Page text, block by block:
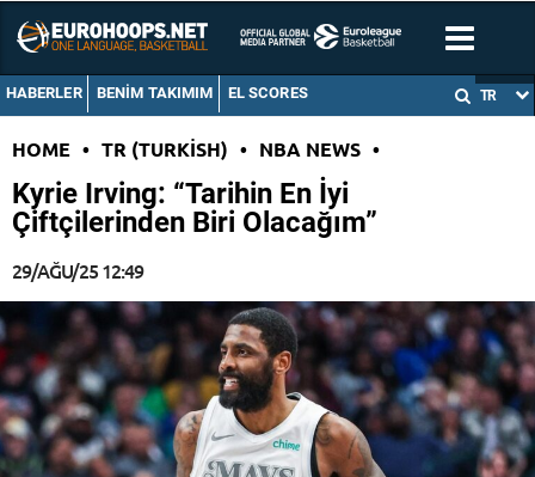
HABERLER BENIM TAKIMIM EL SCORES TR
HOME • TR (TURKISH) • NBA NEWS •
Kyrie Irving: “Tarihin En İyi
Çiftçilerinden Biri Olacağım”
29/AĞU/25 12:49